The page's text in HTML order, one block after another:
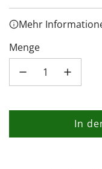
Mehr
Menge
In